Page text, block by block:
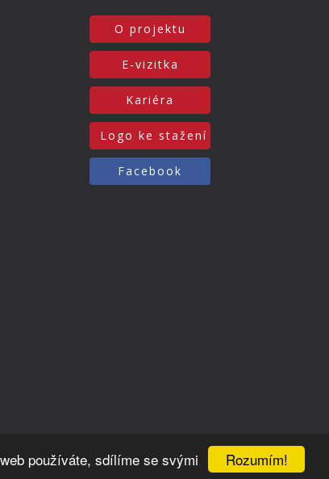
Rozumím!
používáte, sdílíme se svými
O projektu
E-vizitka
Kariéra
Logo ke stažení
Facebook